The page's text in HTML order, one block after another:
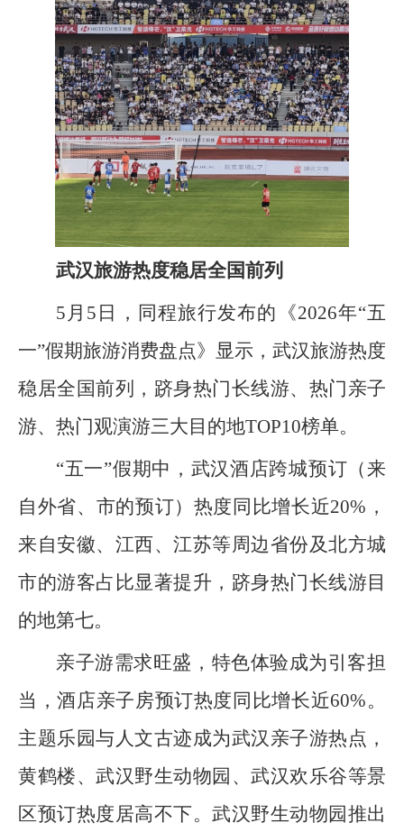
武汉旅游热度稳居全国前列
5月5日，同程旅行发布的《2026年“五
一”假期旅游消费盘点》显示，武汉旅游热度
稳居全国前列，跻身热门长线游、热门亲子
游、热门观演游三大目的地TOP10榜单。
“五一”假期中，武汉酒店跨城预订（来
自外省、市的预订）热度同比增长近20%，
来自安徽、江西、江苏等周边省份及北方城
市的游客占比显著提升，跻身热门长线游目
的地第七。
亲子游需求旺盛，特色体验成为引客担
当，酒店亲子房预订热度同比增长近60%。
主题乐园与人文古迹成为武汉亲子游热点，
黄鹤楼、武汉野生动物园、武汉欢乐谷等景
区预订热度居高不下。武汉野生动物园推出